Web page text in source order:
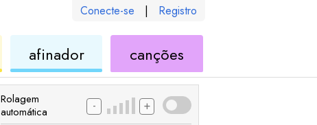
Conecte-se | Registro
afinadorukulelecanções
de
Rolagem
automática
- +